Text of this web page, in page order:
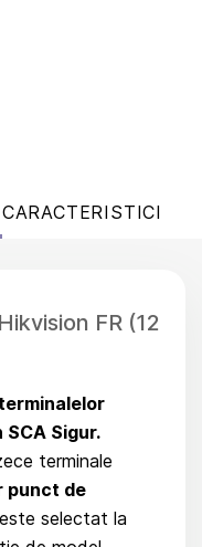
CARACTERISTICI
FR (12
SCA Sigur.
terminale
punct de
selectat la